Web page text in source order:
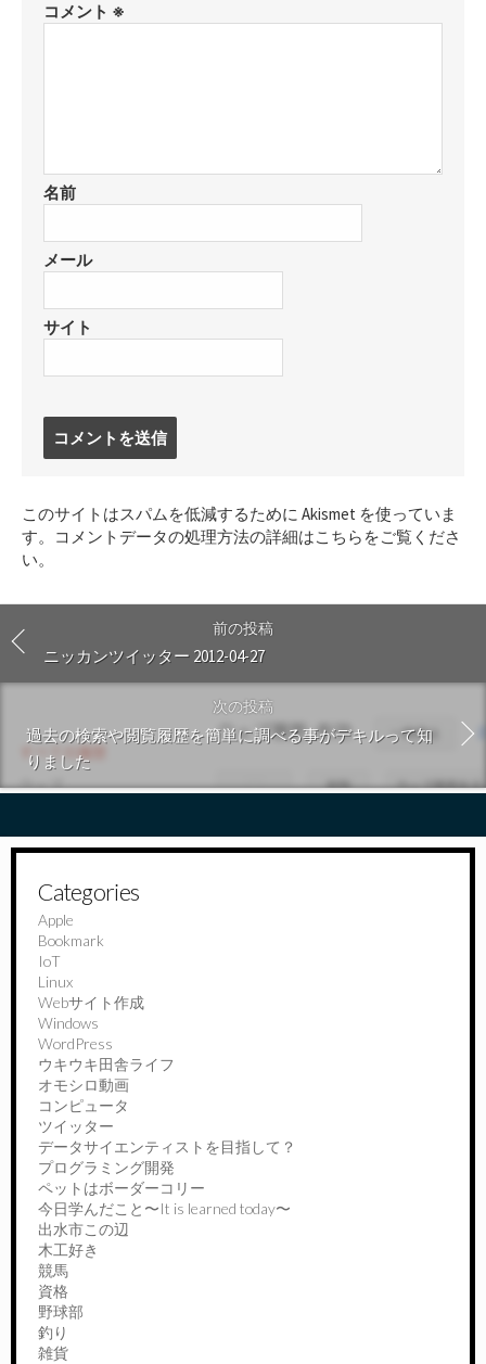
コメント ※
名前
メール
サイト
す
る
このサイトはスパムを低減するために Akismet を使っていま
す。
コメントデータの処理方法の詳細はこちらをご覧くださ
い。
前の投稿
ニッカンツイッター 2012-04-27
次の投稿
過去の検索や閲覧履歴を簡単に調べる事がデキルって知
りました
Categories
Apple
Bookmark
IoT
Linux
Webサイト作成
Windows
WordPress
ウキウキ田舎ライフ
オモシロ動画
コンピュータ
ツイッター
データサイエンティストを目指して？
プログラミング開発
ペットはボーダーコリー
今日学んだこと〜It is learned today〜
出水市この辺
木工好き
競馬
資格
野球部
釣り
雑貨